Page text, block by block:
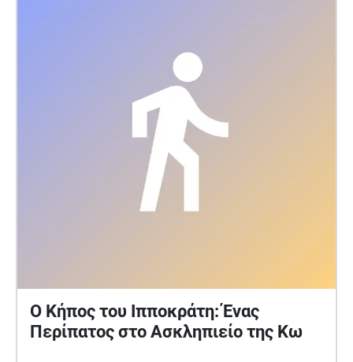
Ο Κήπος του Ιπποκράτη: Ένας
Περίπατος στο Ασκληπιείο της Κω